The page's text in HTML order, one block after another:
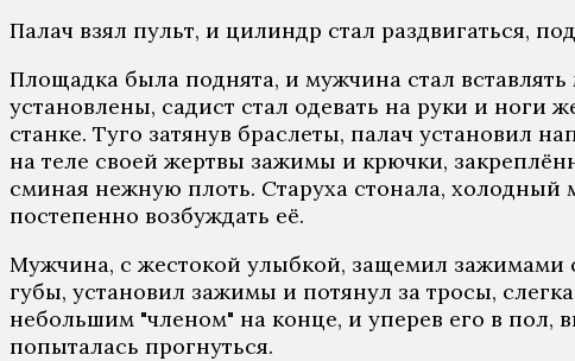
Палач взял пульт, и цилиндр стал раздвигаться,
Площадка была поднята, и мужчина стал
установлены, садист стал одевать на руки и ноги
станке. Туго затянув браслеты, палач установил
на теле своей жертвы зажимы и крючки,
сминая нежную плоть. Старуха стонала, холодный
постепенно возбуждать её.
Мужчина, с жестокой улыбкой, защемил зажимами
губы, установил зажимы и потянул за тросы,
небольшим "членом" на конце, и уперев его в пол,
попыталась прогнуться.